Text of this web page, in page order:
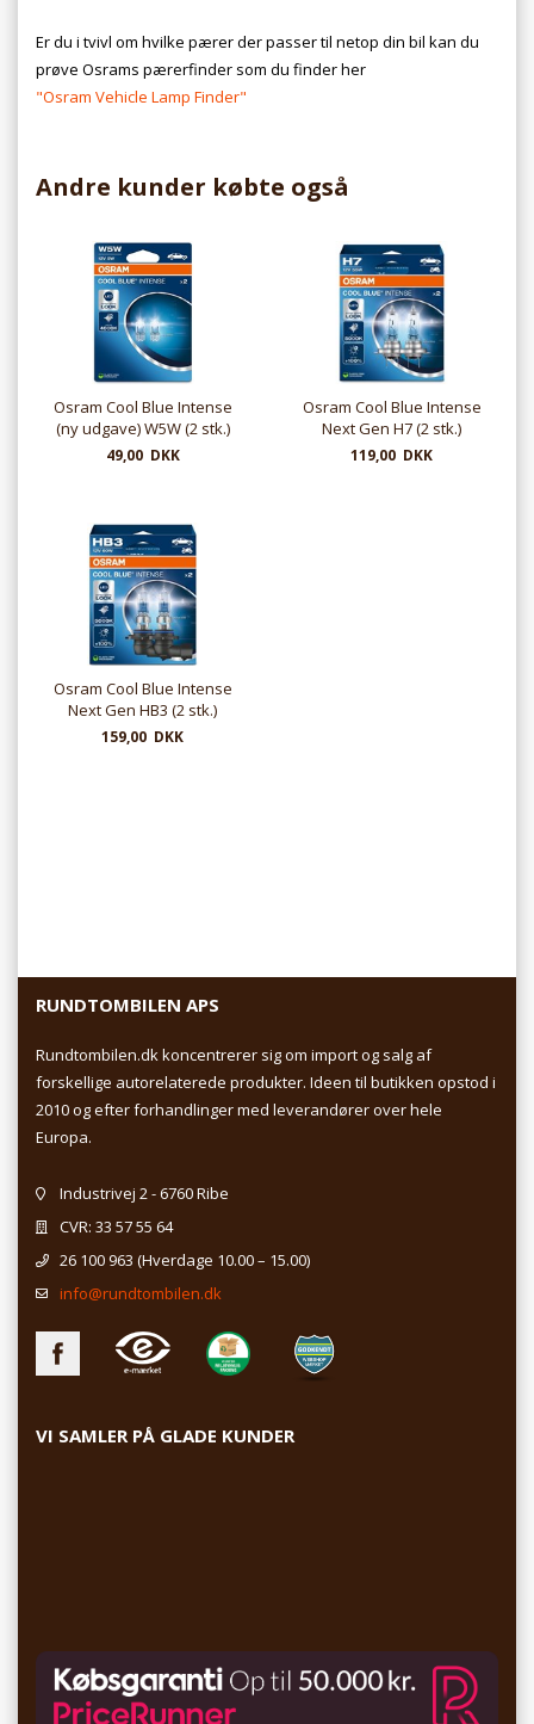
Er du i tvivl om hvilke pærer der passer til netop din bil kan du
prøve Osrams pærerfinder som du finder her
"Osram Vehicle Lamp Finder"
Andre kunder købte også
Osram Cool Blue Intense
(ny udgave) W5W (2 stk.)
49,00 DKK
Osram Cool Blue Intense
Next Gen H7 (2 stk.)
119,00 DKK
Osram Cool Blue Intense
Next Gen HB3 (2 stk.)
159,00 DKK
RUNDTOMBILEN APS
Rundtombilen.dk koncentrerer sig om import og salg af
forskellige autorelaterede produkter. Ideen til butikken opstod i
2010 og efter forhandlinger med leverandører over hele
Europa.
Industrivej 2 - 6760 Ribe
CVR: 33 57 55 64
26 100 963 (Hverdage 10.00 – 15.00)
info@rundtombilen.dk
VI SAMLER PÅ GLADE KUNDER